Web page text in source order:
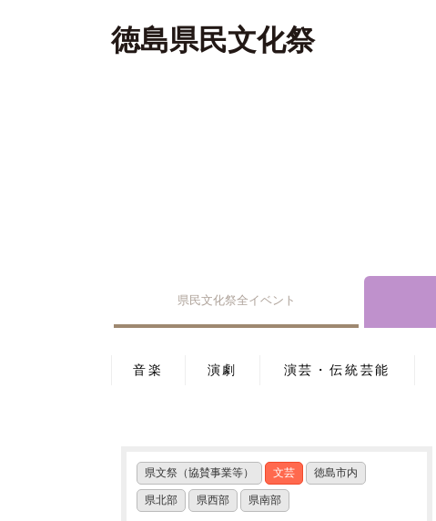
徳島県民文化祭
県民文化祭全イベント
音楽 演劇 演芸・伝統芸能
県文祭（協賛事業等） 文芸 徳島市内
県北部 県西部 県南部